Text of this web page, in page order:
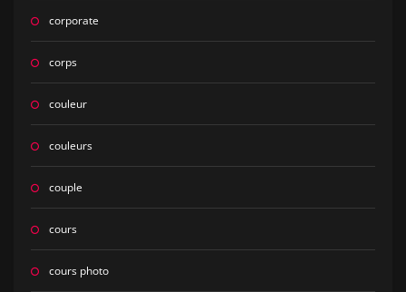
corporate
corps
couleur
couleurs
couple
cours
cours photo